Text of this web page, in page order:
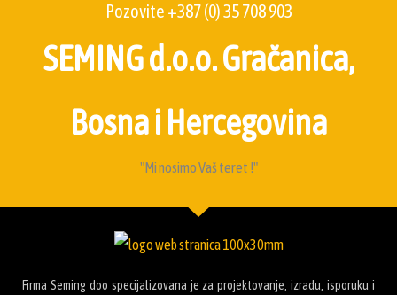
Pozovite +387 (0) 35 708 903
SEMING d.o.o. Gračanica,
Bosna i Hercegovina
"Mi nosimo Vaš teret !"
Firma Seming doo specijalizovana je za projektovanje, izradu, isporuku i